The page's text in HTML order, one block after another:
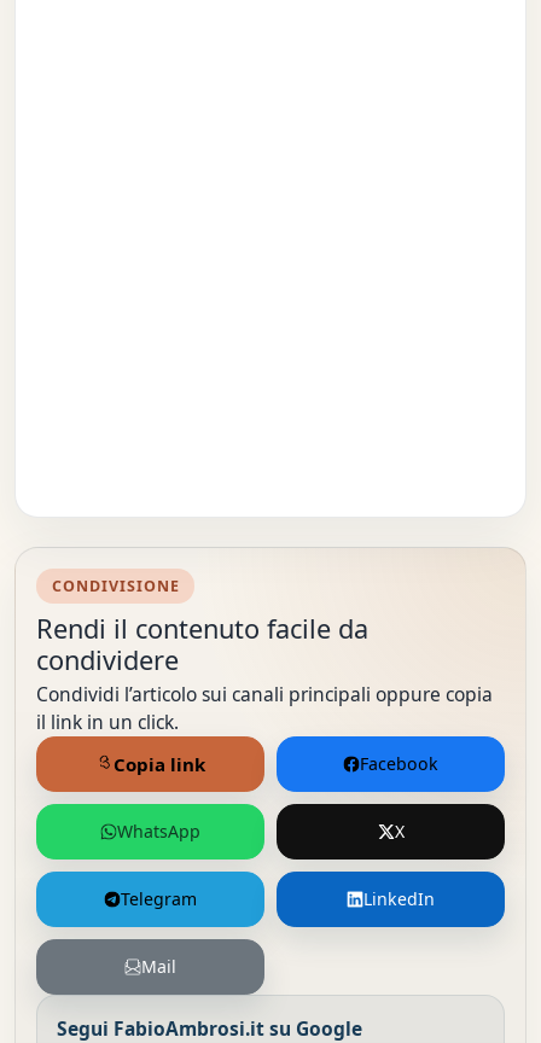
CONDIVISIONE
Rendi il contenuto facile da
condividere
Condividi l’articolo sui canali principali oppure copia
il link in un click.
Facebook
WhatsApp X
Telegram LinkedIn
Mail
Copia link
Segui FabioAmbrosi.it su Google